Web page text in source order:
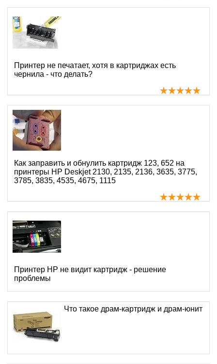
Принтер не печатает, хотя в картриджах есть
чернила - что делать?
Как заправить и обнулить картридж 123, 652 на
принтеры HP Deskjet 2130, 2135, 2136, 3635, 3775,
3785, 3835, 4535, 4675, 1115
Принтер HP не видит картридж - решение
проблемы
Что такое драм-картридж и драм-юнит